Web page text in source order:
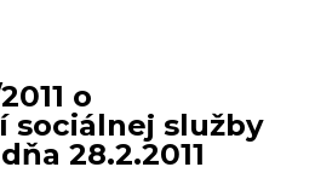
o
sociálnej služby
28.2.2011